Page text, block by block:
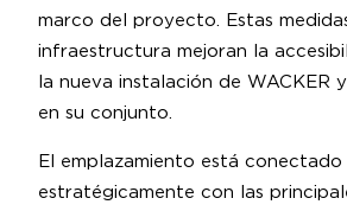
marco del proyecto. Estas
infraestructura mejoran la
la nueva instalación de WACKER
en su conjunto.
El emplazamiento está conectado
estratégicamente con las